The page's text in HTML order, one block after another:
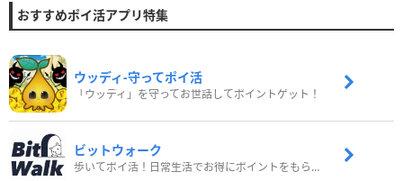
おすすめポイ活アプリ特集
ウッディ‐守ってポイ活
「ウッディ」を守ってお世話してポイントゲット！
ビットウォーク
歩いてポイ活！日常生活でお得にポイントをもらおう